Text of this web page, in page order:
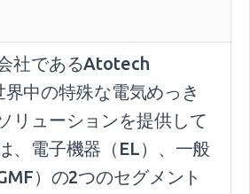
社であるAtotech
中の特殊な電気めっき
リューションを提供して
、電子機器（EL）、一般
）の2つのセグメント